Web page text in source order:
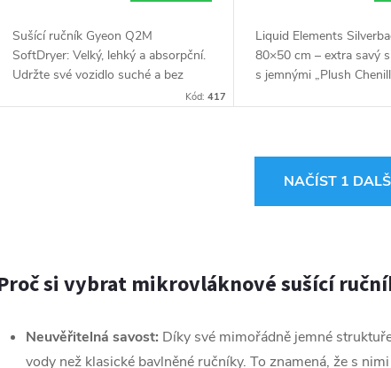
Sušící ručník Gyeon Q2M
SoftDryer: Velký, lehký a absorpční.
Udržte své vozidlo suché a bez
šmouh s tímto špičkovým sušícím
Kód:417
Liquid Elements
80×50 cm – extra savý
s jemnými „Plush
Rychlé a bezpečné
NAČÍST 1
si vybrat mikrovláknové sušící
Neuvěřitelná savost: Díky své mimořádně jemné
vody než klasické bavlněné ručníky. To znamená, že s